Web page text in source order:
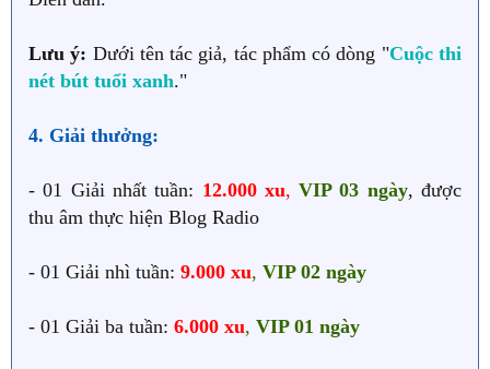
Lưu ý: Dưới tên tác giả, tác phẩm có dòng "Cuộc thi
nét bút tuổi xanh."
4. Giải thưởng:
- 01 Giải nhất tuần: 12.000 xu,VIP 03 ngày, được
thu âm thực hiện Blog Radio
- 01 Giải nhì tuần: 9.000 xu, VIP 02 ngày
- 01 Giải ba tuần: 6.000 xu, VIP 01 ngày